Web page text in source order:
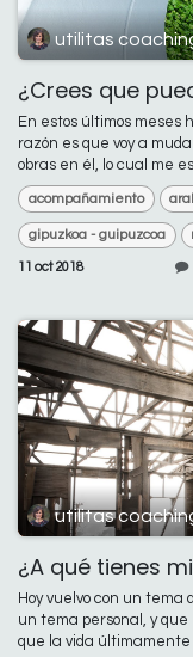
utilitas
¿Crees que
En estos últimos meses
razón es que voy a
obras en él, lo cual me
acompañamiento
gipuzkoa - guipuzcoa
11 oct 2018
utilitas
¿A qué tienes
Hoy vuelvo con un tema
un tema personal, y
que la vida últimamente